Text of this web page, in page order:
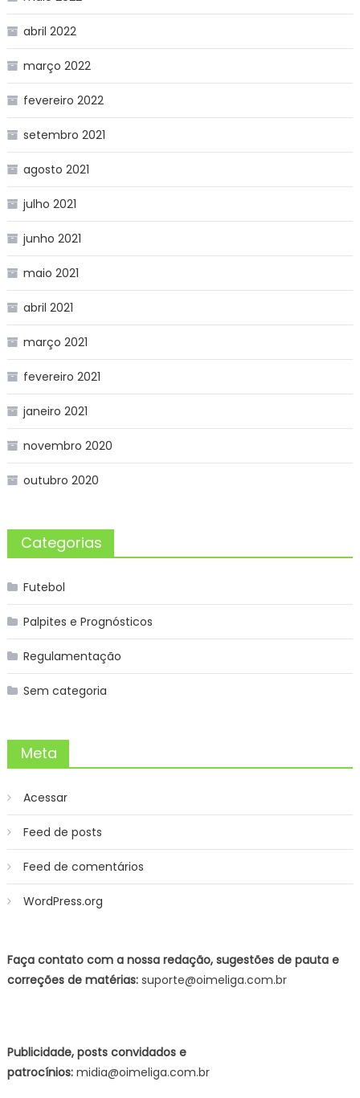
abril 2022
março 2022
fevereiro 2022
setembro 2021
agosto 2021
julho 2021
junho 2021
maio 2021
abril 2021
março 2021
fevereiro 2021
janeiro 2021
novembro 2020
outubro 2020
Categorias
Futebol
Palpites e Prognósticos
Regulamentação
Sem categoria
Meta
Acessar
Feed de posts
Feed de comentários
WordPress.org
Faça contato com a nossa redação, sugestões de pauta e
correções de matérias:suporte@oimeliga.com.br
Publicidade, posts convidados e
patrocínios:midia@oimeliga.com.br